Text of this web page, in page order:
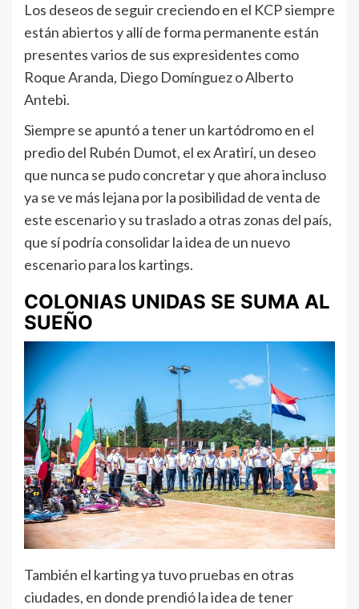
Los deseos de seguir creciendo en el KCP siempre
están abiertos y allí de forma permanente están
presentes varios de sus expresidentes como
Roque Aranda, Diego Domínguez o Alberto
Antebi.
Siempre se apuntó a tener un kartódromo en el
predio del Rubén Dumot, el ex Aratirí, un deseo
que nunca se pudo concretar y que ahora incluso
ya se ve más lejana por la posibilidad de venta de
este escenario y su traslado a otras zonas del país,
que sí podría consolidar la idea de un nuevo
escenario para los kartings.
COLONIAS UNIDAS SE SUMA AL
SUEÑO
También el karting ya tuvo pruebas en otras
ciudades, en donde prendió la idea de tener